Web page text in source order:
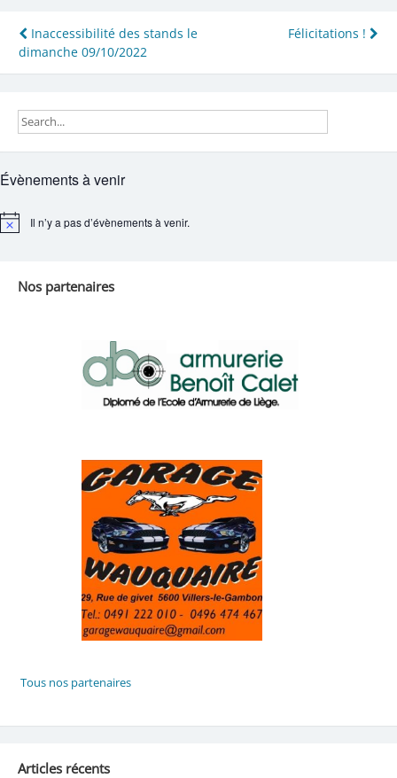
Navigation
de
Inaccessibilité des stands le
dimanche 09/10/2022
Félicitations !
Évènements à venir
Notice Il n’y a pas d’évènements à venir.
Nos partenaires
Tous nos partenaires
Articles récents